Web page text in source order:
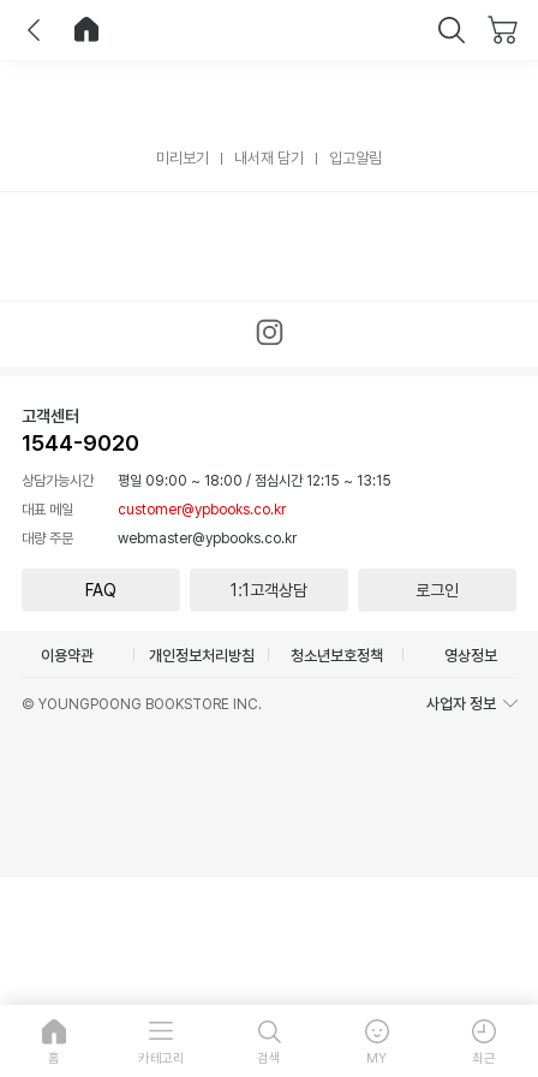
미리보기 내서재 담기 입고알림
고객센터
1544-9020
상담가능시간 평일 09:00 ~ 18:00 / 점심시간 12:15 ~ 13:15
대표 메일
customer@ypbooks.co.kr
대량 주문
webmaster@ypbooks.co.kr
FAQ 1:1고객상담 로그인
이용약관 개인정보처리방침 청소년보호정책 영상정보
© YOUNGPOONG BOOKSTORE INC. 사업자 정보
홈 카테고리 검색 MY 최근